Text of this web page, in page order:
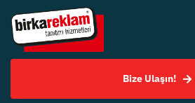
Skip
content
Bize Ulaşın!